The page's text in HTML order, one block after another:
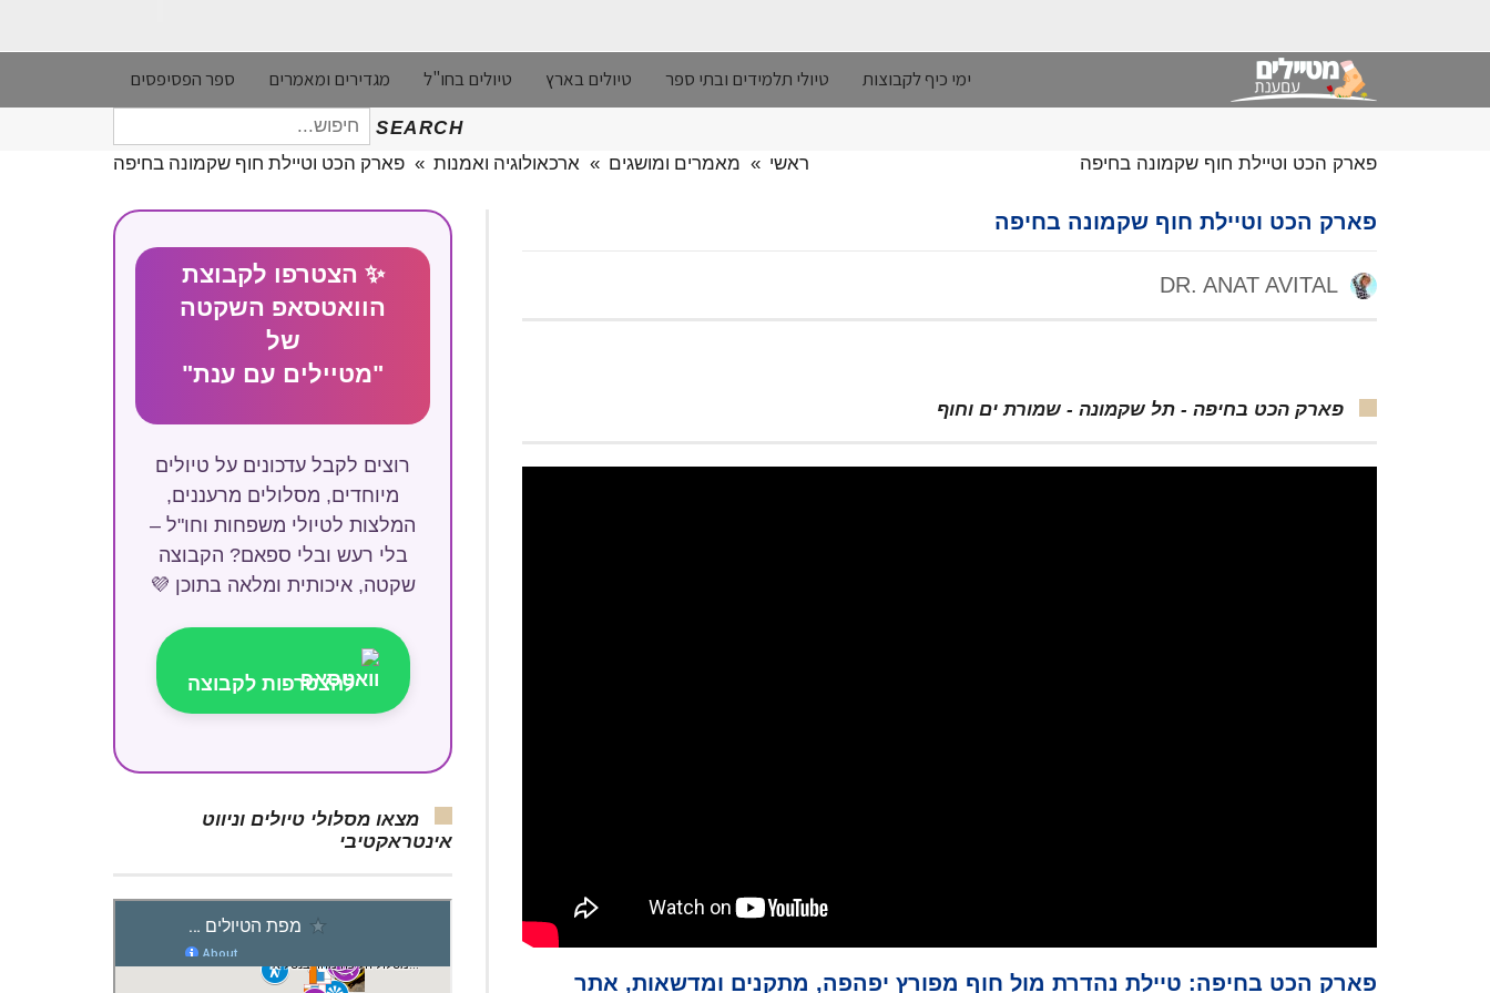
ימי כיף לקבוצות טיולי תלמידים ובתי ספר טיולים בארץ טיולים בחו"ל מגדירים ומאמרים ספר הפסיפסים
SEARCH
חיפוש
עבור:
פארק הכט וטיילת חוף שקמונה בחיפה
ראשי » מאמרים ומושגים » ארכאולוגיה ואמנות » פארק הכט וטיילת חוף שקמונה בחיפה
פארק הכט וטיילת חוף שקמונה בחיפה
פארק הכט בחיפה - תל שקמונה - שמורת ים וחוף
פארק הכט בחיפה: טיילת נהדרת מול חוף מפורץ יפהפה, מתקנים ומדשאות, אתר
✨ הצטרפו לקבוצת
הוואטסאפ השקטה
של
"מטיילים עם ענת"
רוצים לקבל עדכונים על טיולים
מיוחדים, מסלולים מרעננים,
המלצות לטיולי משפחות וחו"ל –
בלי רעש ובלי ספאם? הקבוצה
שקטה, איכותית ומלאה בתוכן 💜
להצטרפות לקבוצה
מצאו מסלולי טיולים וניווט
אינטראקטיבי